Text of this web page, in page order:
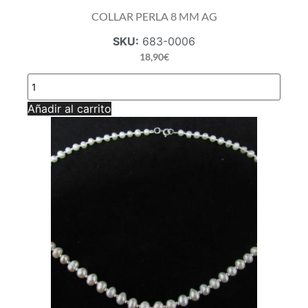
COLLAR PERLA 8 MM AG
SKU: 683-0006
18,90€
COLLAR
PERLA
8
MM
Añadir al carrito